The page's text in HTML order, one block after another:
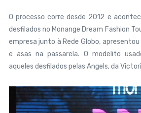
O processo corre desde 2012 e
desfilados no Monange Dream Fashion
empresa junto à Rede Globo,
e asas na passarela. O modelito
aqueles desfilados pelas Angels, da